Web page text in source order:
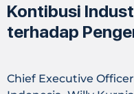
Kontibusi
terhadap
Chief Executive